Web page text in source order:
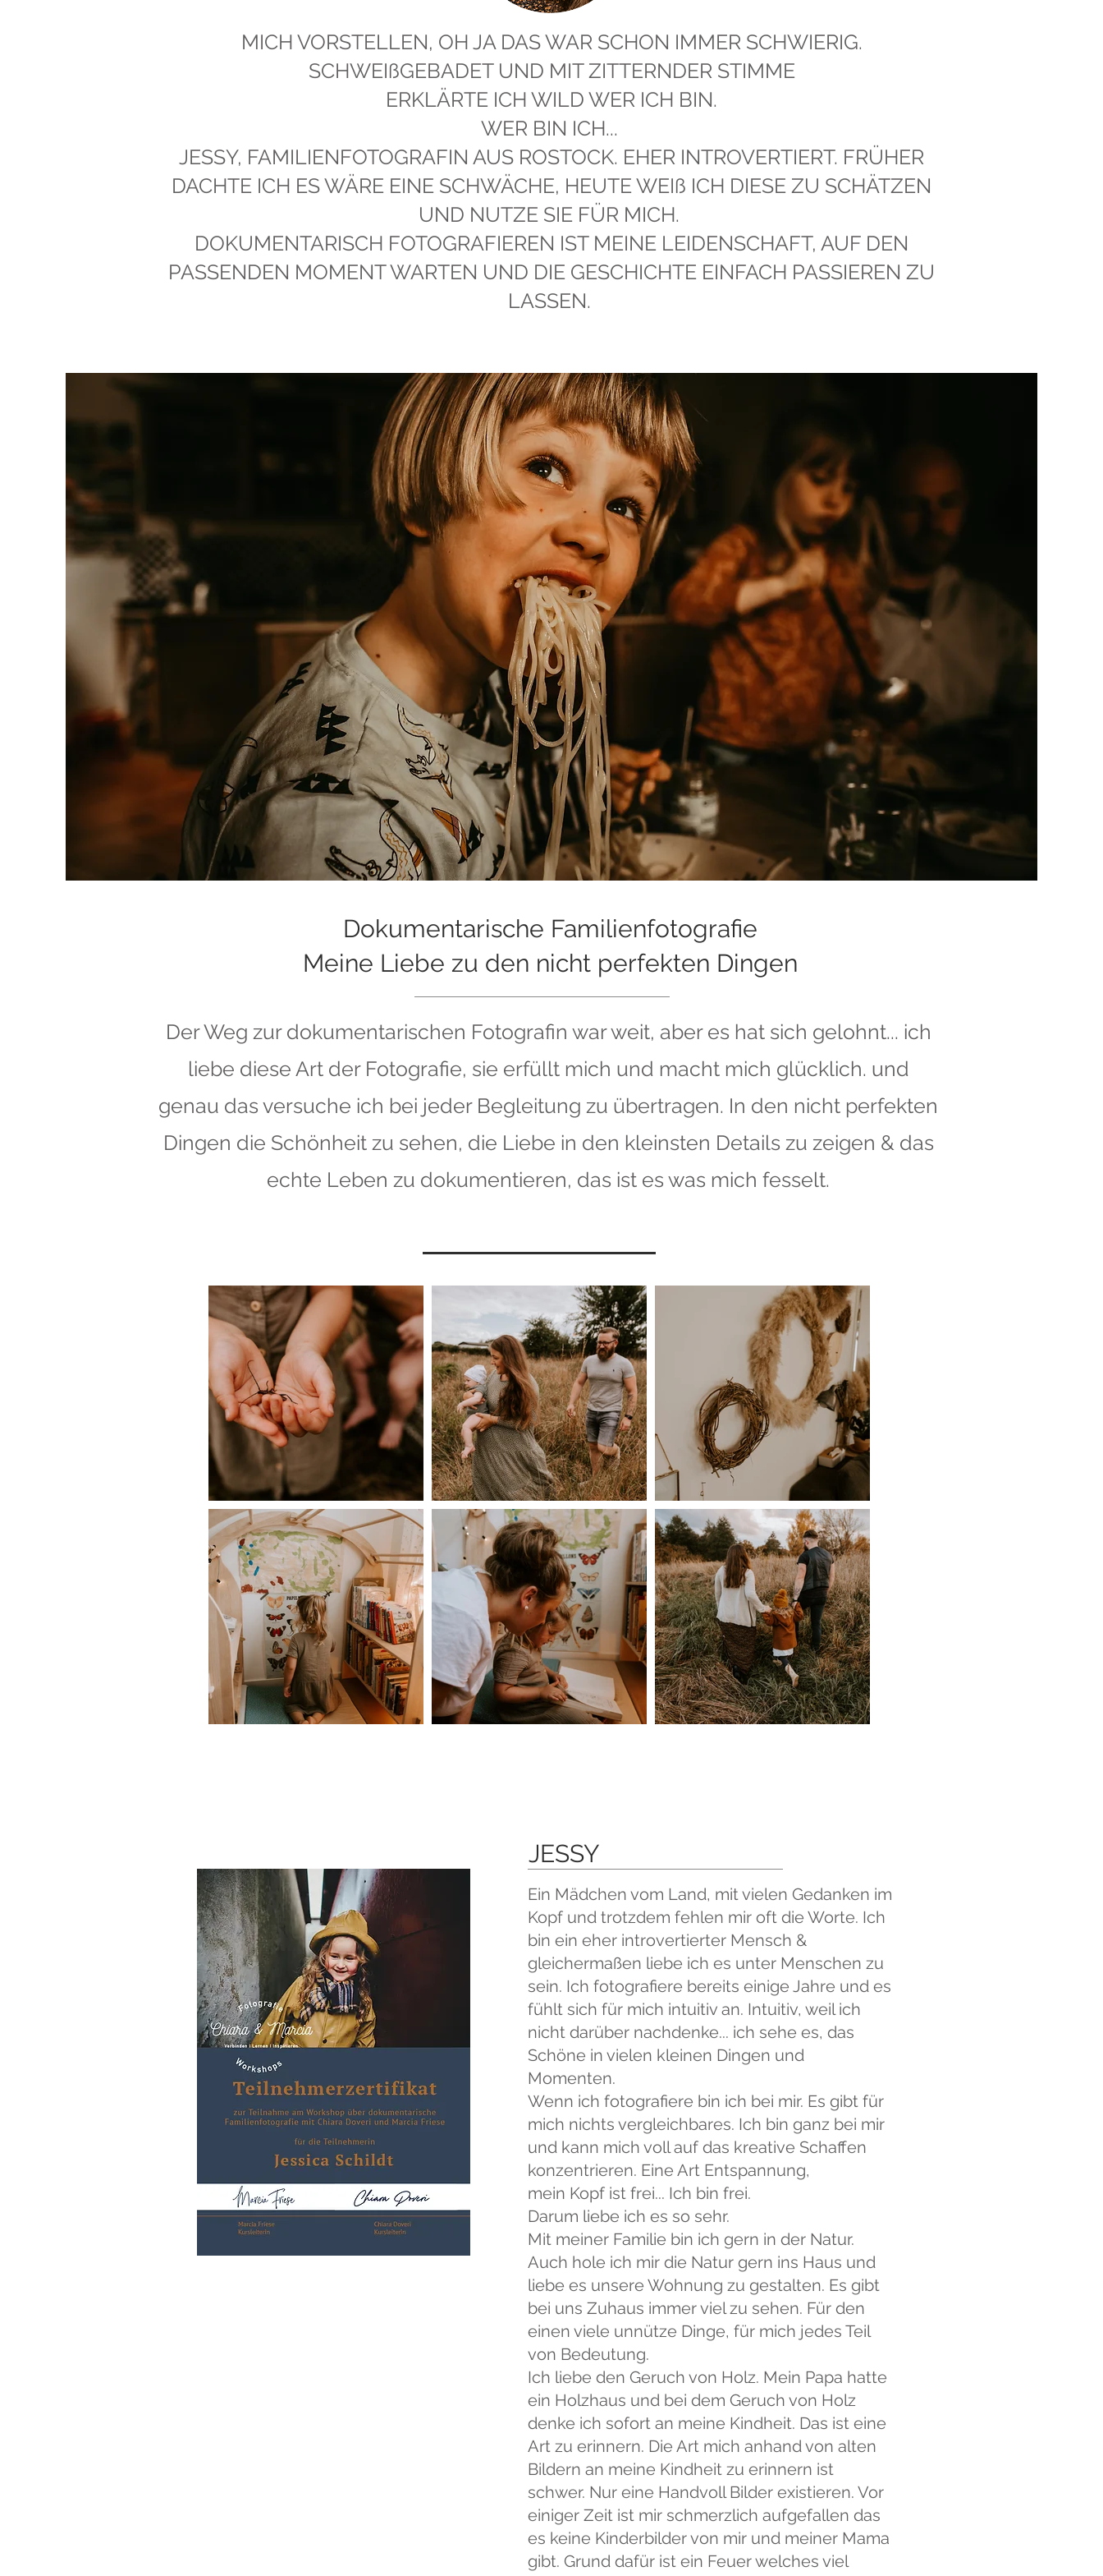
MICH VORSTELLEN, OH JA DAS WAR SCHON IMMER SCHWIERIG.
SCHWEIßGEBADET UND MIT ZITTERNDER STIMME
ERKLÄRTE ICH WILD WER ICH BIN.
WER BIN ICH...
JESSY, FAMILIENFOTOGRAFIN AUS ROSTOCK. EHER INTROVERTIERT. FRÜHER
DACHTE ICH ES WÄRE EINE SCHWÄCHE, HEUTE WEIß ICH DIESE ZU SCHÄTZEN
UND NUTZE SIE FÜR MICH.
DOKUMENTARISCH FOTOGRAFIEREN IST MEINE LEIDENSCHAFT, AUF DEN
PASSENDEN MOMENT WARTEN UND DIE GESCHICHTE EINFACH PASSIEREN ZU
LASSEN.
Dokumentarische Familienfotografie
Meine Liebe zu den nicht perfekten Dingen
Der Weg zur dokumentarischen Fotografin war weit, aber es hat sich gelohnt... ich
liebe diese Art der Fotografie, sie erfüllt mich und macht mich glücklich. und
genau das versuche ich bei jeder Begleitung zu übertragen. In den nicht perfekten
Dingen die Schönheit zu sehen, die Liebe in den kleinsten Details zu zeigen & das
echte Leben zu dokumentieren, das ist es was mich fesselt.
JESSY
Ein Mädchen vom Land, mit vielen Gedanken im
Kopf und trotzdem fehlen mir oft die Worte. Ich
bin ein eher introvertierter Mensch &
gleichermaßen liebe ich es unter Menschen zu
sein. Ich fotografiere bereits einige Jahre und es
fühlt sich für mich intuitiv an. Intuitiv, weil ich
nicht darüber nachdenke... ich sehe es, das
Schöne in vielen kleinen Dingen und
Momenten.
Wenn ich fotografiere bin ich bei mir. Es gibt für
mich nichts vergleichbares. Ich bin ganz bei mir
und kann mich voll auf das kreative Schaffen
konzentrieren. Eine Art Entspannung,
mein Kopf ist frei... Ich bin frei.
Darum liebe ich es so sehr.
Mit meiner Familie bin ich gern in der Natur.
Auch hole ich mir die Natur gern ins Haus und
liebe es unsere Wohnung zu gestalten. Es gibt
bei uns Zuhaus immer viel zu sehen. Für den
einen viele unnütze Dinge, für mich jedes Teil
von Bedeutung.
Ich liebe den Geruch von Holz. Mein Papa hatte
ein Holzhaus und bei dem Geruch von Holz
denke ich sofort an meine Kindheit. Das ist eine
Art zu erinnern. Die Art mich anhand von alten
Bildern an meine Kindheit zu erinnern ist
schwer. Nur eine Handvoll Bilder existieren. Vor
einiger Zeit ist mir schmerzlich aufgefallen das
es keine Kinderbilder von mir und meiner Mama
gibt. Grund dafür ist ein Feuer welches viel